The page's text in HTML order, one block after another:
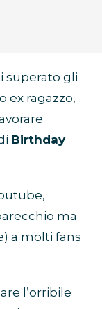
superato gli
ex ragazzo,
Birthday
ma
a molti fans
l’orribile